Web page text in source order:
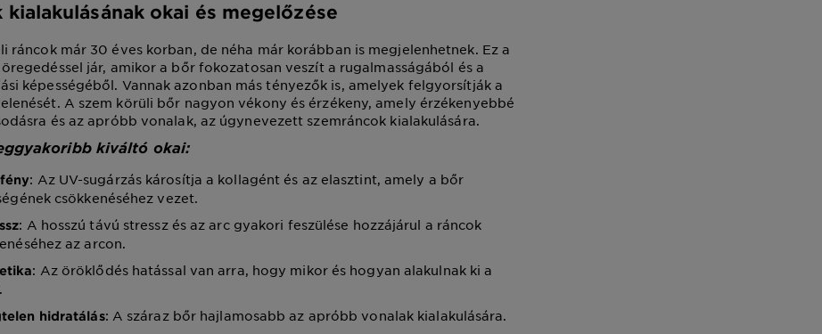
kialakulásának okai és megelőzése
ráncok már 30 éves korban, de néha már korábban is megjelenhetnek. Ez a
jár, amikor a bőr fokozatosan veszít a rugalmasságából és a
képességéből. Vannak azonban más tényezők is, amelyek felgyorsítják a
A szem körüli bőr nagyon vékony és érzékeny, amely érzékenyebbé
és az apróbb vonalak, az úgynevezett szemráncok kialakulására.
kiváltó okai:
: Az UV-sugárzás károsítja a kollagént és az elasztint, amely a bőr
csökkenéséhez vezet.
: A hosszú távú stressz és az arc gyakori feszülése hozzájárul a ráncok
az arcon.
: Az öröklődés hatással van arra, hogy mikor és hogyan alakulnak ki a
hidratálás: A száraz bőr hajlamosabb az apróbb vonalak kialakulására.